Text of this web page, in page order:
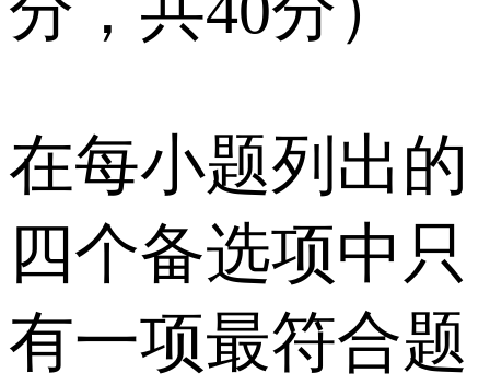
在每小题列出的
四个备选项中只
有一项最符合题